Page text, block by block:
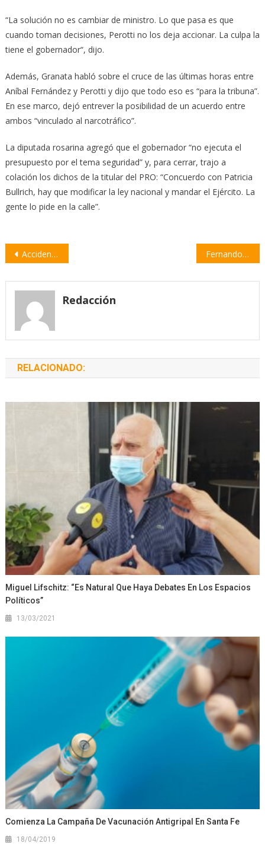
“La solución no es cambiar de ministro. Lo que pasa es que
cuando toman decisiones, Perotti no los deja accionar. La culpa la
tiene el gobernador“, dijo.
Además, Granata habló sobre el cruce de las últimas horas entre
Aníbal Fernández y Perotti y dijo que todo eso es “para la tribuna”.
En ese marco, dejó entrever la posibilidad de un acuerdo entre
ambos “vinculado al narcotráfico”.
La diputada rosarina agregó que el gobernador “no ejecuta el
presupuesto por el tema seguridad” y, para cerrar, trajo a
colación los dichos de la titular del PRO: “Concuerdo con Patricia
Bullrich, hay que modificar la ley nacional y mandar el Ejército. La
gente lo pide en la calle”.
Navegación
entradas
Accidente fatal en Rosario: murió un policía al caer con su camioneta de Circunvalación Fernando Mazziotta: “Lamentamos que Nación se corra de su responsabilidad de combatir el narcotráfico”
Redacción
RELACIONADO:
Miguel Lifschitz: “Es Natural Que Haya Debates En Los Espacios
Políticos”
13/03/2021
Comienza La Campaña De Vacunación Antigripal En Santa Fe
18/04/2019